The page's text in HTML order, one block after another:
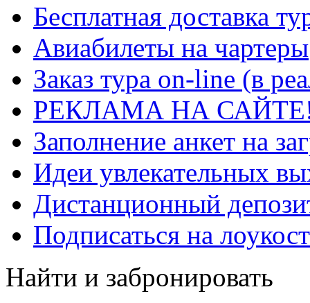
Бесплатная доставка
Авиабилеты на чартеры
Заказ тура on-line (в
РЕКЛАМА НА
Заполнение анкет на
Идеи увлекательных
Дистанционный
Подписаться на
Найти и забронировать